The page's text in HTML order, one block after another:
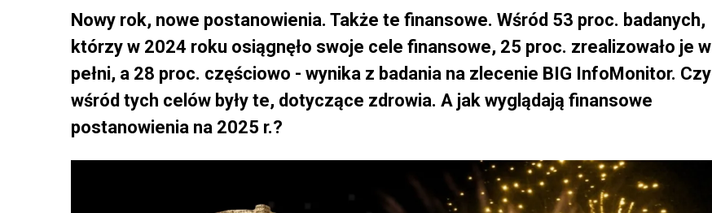
Nowy rok, nowe postanowienia. Także te finansowe. Wśród 53 proc. badanych,
którzy w 2024 roku osiągnęło swoje cele finansowe, 25 proc. zrealizowało je w
pełni, a 28 proc. częściowo - wynika z badania na zlecenie BIG InfoMonitor. Czy
wśród tych celów były te, dotyczące zdrowia. A jak wyglądają finansowe
postanowienia na 2025 r.?